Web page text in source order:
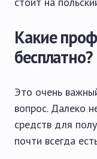
Какие
бесплатно?
Это очень
вопрос. Далеко
средств для
почти всегда